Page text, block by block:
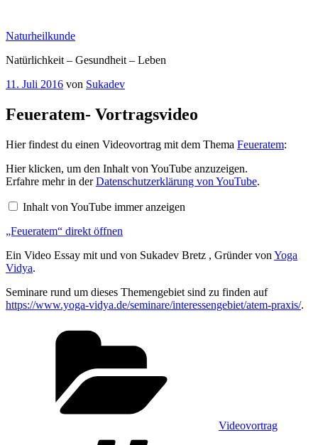
springen
Naturheilkunde
Natürlichkeit – Gesundheit – Leben
Veröffentlicht
11. Juli 2016 von Sukadev
Feueratem- Vortragsvideo
Hier findest du einen Videovortrag mit dem Thema Feueratem:
„Feueratem“
von
YouTube
Hier klicken, um den Inhalt von YouTube anzuzeigen.
Erfahre mehr in derDatenschutzerklärung von YouTube.
Inhalt von YouTube immer anzeigen
„Feueratem“ direkt öffnen
Ein Video Essay mit und von Sukadev Bretz , Gründer von Yoga
Vidya.
Seminare rund um dieses Themengebiet sind zu finden auf
https://www.yoga-vidya.de/seminare/interessengebiet/atem-praxis/.
Videovortrag